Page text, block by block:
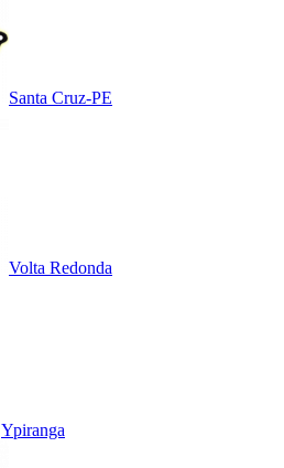
Santa Cruz-PE
Volta Redonda
Ypiranga